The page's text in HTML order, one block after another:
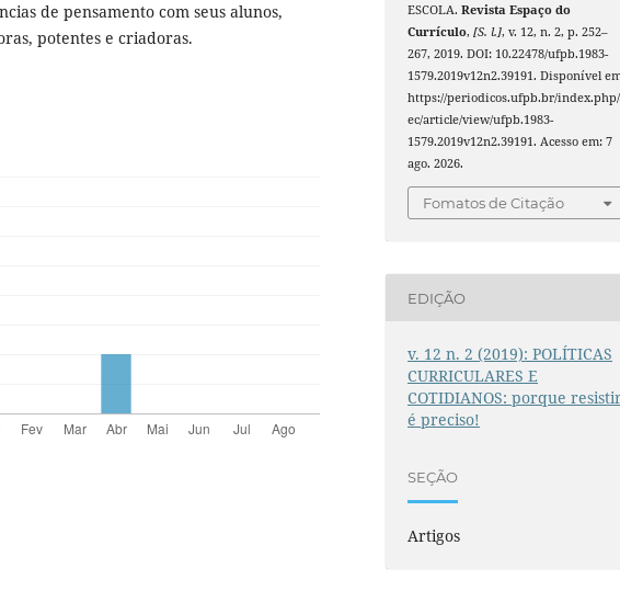
de pensamento com seus alunos,
potentes e criadoras.
ESCOLA.Revista Espaço do
Currículo,[S. l.], v. 12, n. 2, p. 252–
267, 2019. DOI: 10.22478/ufpb.1983-
1579.2019v12n2.39191. Disponível
https://periodicos.ufpb.br/
ec/article/view/ufpb.1983-
1579.2019v12n2.39191. Acesso em: 7
ago. 2026.
Fomatos de Citação
EDIÇÃO
v. 12 n. 2 (2019): POLÍTICAS
CURRICULARES E
COTIDIANOS: porque
é preciso!
SEÇÃO
Artigos